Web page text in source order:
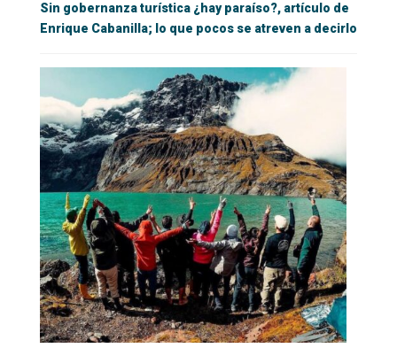
Sin gobernanza turística ¿hay paraíso?, artículo de
Enrique Cabanilla; lo que pocos se atreven a decirlo